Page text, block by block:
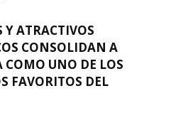
Y ATRACTIVOS
CONSOLIDAN A
COMO UNO DE LOS
FAVORITOS DEL